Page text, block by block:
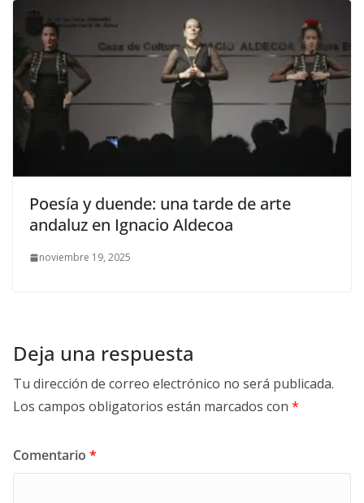
Poesía y duende: una tarde de arte
andaluz en Ignacio Aldecoa
noviembre 19, 2025
Deja una respuesta
Tu dirección de correo electrónico no será publicada.
Los campos obligatorios están marcados con *
Comentario *